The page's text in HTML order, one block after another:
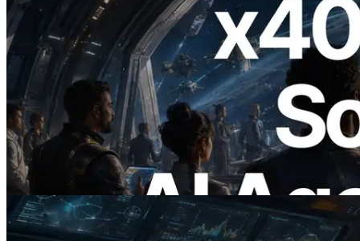
2026.07.04
ERPC x402 destekli Solana RPC'yi
yayınladı — AI agent'ların ihtiyaç
duydukları API'ler için anında ödeme
yaptığı dönem
Bu makaleyi oku